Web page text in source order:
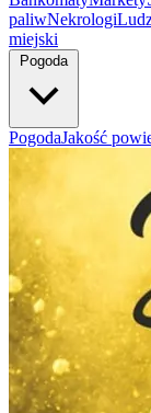
paliwNekrologi
miejski
Pogoda
PogodaJakość